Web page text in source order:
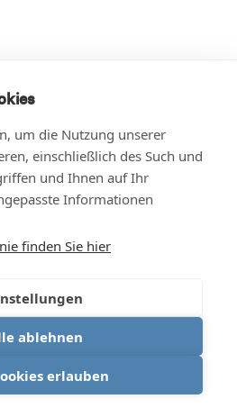
um die Nutzung unserer
einschließlich des Such und
und Ihnen auf Ihr
Informationen
finden Sie hier
ablehnen
erlauben